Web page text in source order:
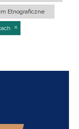
Etnograficzne